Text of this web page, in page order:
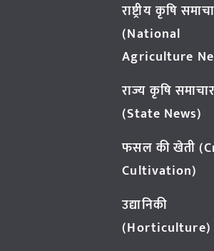
राष्ट्रीय कृषि
(National
Agriculture
राज्य कृषि समाचार
(State News)
फसल की खेती
Cultivation)
उद्यानिकी
(Horticulture)